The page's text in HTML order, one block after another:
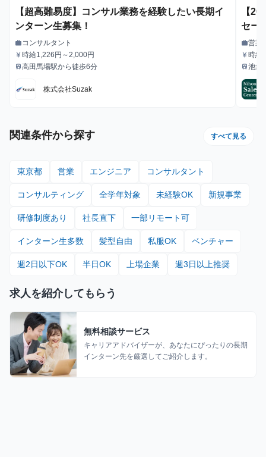
【超高難易度】コンサル業務を経験したい長期イ
ンターン生募集！
職種
work コンサルタント
給与
currency_yen時給1,226円～2,000円
最寄駅
train高田馬場駅から徒歩6分
株式会社Suzak
【
セー
業力
か？
#1.2
期・
職種
work営業
給与
currency_yen時給
最寄駅
train池袋
関連条件から探す すべて見る
東京都 営業 エンジニア コンサルタント
コンサルティング 全学年対象 未経験OK 新規事業
研修制度あり 社長直下 一部リモート可
インターン生多数 髪型自由 私服OK ベンチャー
週2日以下OK 半日OK 上場企業 週3日以上推奨
求人を紹介してもらう
無料相談サービス
キャリアアドバイザーが、あなたにぴったりの長期
インターン先を厳選してご紹介します。